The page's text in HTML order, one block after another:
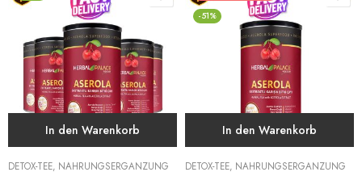
In den Warenkorb
DETOX-TEE, NAHRUNGSERGÄNZUNG
-51%
In den Warenkorb
DETOX-TEE, NAHRUNGSERGÄNZUNG